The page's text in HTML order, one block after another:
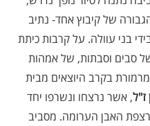
של קיבוץ אחד- נתיב
נרצחו בידי בני עוולה. על קרבות כיתת
סבים וסבתות, של אמהות
בקרב היוצאים מבית
ז"ל, אשר נרצחו ונשרפו יחד
רצפת האבן הערומה. מסביב